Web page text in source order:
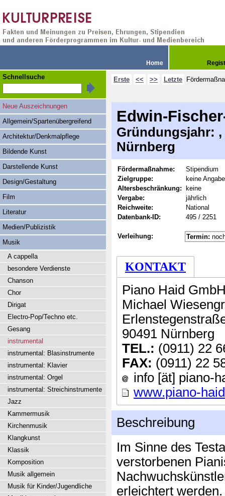
Home
Erste << >> Letzte
Edwin-
Gründungsjahr:
Nürnberg
Fördermaßnahme:
Stipendium
Zielgruppe:
keine Angabe
Altersbeschränkung:
keine
Vergabe:
jährlich
Reichweite:
National
Datenbank-ID:
495 / 2251
Verleihung: Termin:
KONTAKT
Piano Haid
Michael
90491 Nürnberg
TEL.: (0911) 22
FAX: (0911) 22
info [ät] piano-
www.piano-
Beschreibung
Im Sinne des
verstorbenen
erleichtert
Schnellsuche
Neue Auszeichnungen
Allgemein/Spartenübergreifend
Architektur/Denkmalpflege
Bildende Kunst
Darstellende Kunst
Design/Gestaltung
Film
Literatur
Medien/Publizistik
Musik
A cappella
besondere Verdienste
Chanson
Chor
Dirigat
Electro-Pop/Techno etc.
Gesang
instrumental
instrumental: Blasinstrumente
instrumental: Klavier
instrumental: Orgel
instrumental: Streichinstrumente
Jazz
Kammermusik
Kirchenmusik
Klangkunst
Klassik
Komposition
Musik allgemein
Musik für Kinder/Jugendliche